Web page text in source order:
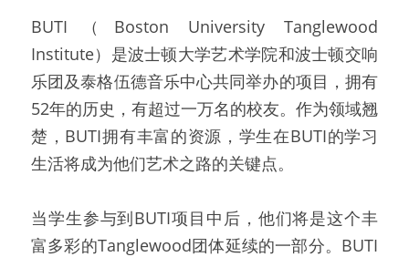
BUTI（Boston University Tanglewood
Institute）是波士顿大学艺术学院和波士顿交响
乐团及泰格伍德音乐中心共同举办的项目，拥有
52年的历史，有超过一万名的校友。作为领域翘
楚，BUTI拥有丰富的资源，学生在BUTI的学习
生活将成为他们艺术之路的关键点。
当学生参与到BUTI项目中后，他们将是这个丰
富多彩的Tanglewood团体延续的一部分。BUTI